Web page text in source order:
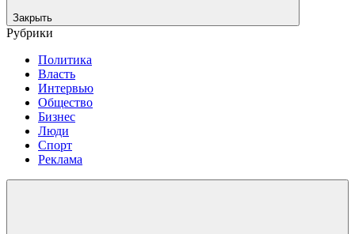
Закрыть
Рубрики
Политика
Власть
Интервью
Общество
Бизнес
Люди
Спорт
Реклама